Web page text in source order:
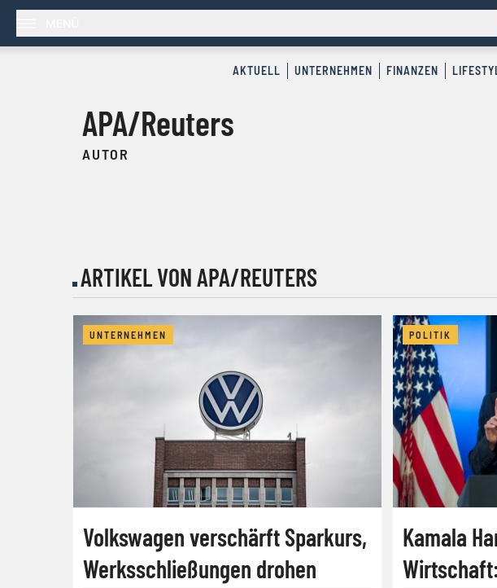
AKTUELL UNTERNEHMEN FINANZEN
APA/Reuters
AUTOR
ARTIKEL VON APA/REUTERS
UNTERNEHMEN
Volkswagen verschärft Sparkurs,
Werksschließungen drohen
POLITIK
Kamala